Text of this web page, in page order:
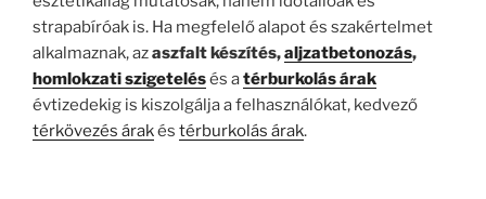
strapabíróak is. Ha megfelelő alapot és szakértelmet
alkalmaznak, azaszfalt készítés,aljzatbetonozás,
homlokzati szigetelésés atérburkolás árak
évtizedekig is kiszolgálja a felhasználókat, kedvező
térkövezés árakés térburkolás árak.